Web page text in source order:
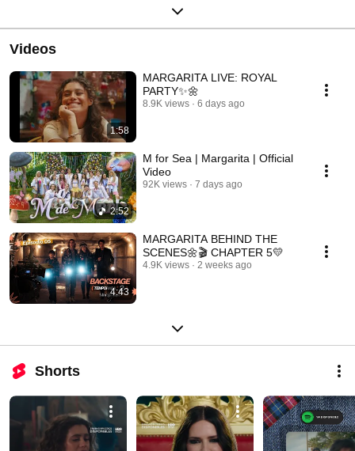
Videos
1:58
MARGARITA LIVE: ROYAL
PARTY✨🌼
8.9K views 6 days ago
2:52
M for Sea | Margarita | Official
Video
92K views 7 days ago
4:43
MARGARITA BEHIND THE
SCENES🌼🎬 CHAPTER 5💛
4.9K views 2 weeks ago
Shorts